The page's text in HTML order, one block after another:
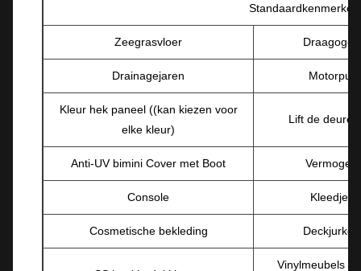
Standaardkenmerken
Zeegrasvloer Draagogen
Drainagejaren Motorput
Kleur hek paneel ((kan kiezen voor
elke kleur)
Lift de
Anti-UV bimini Cover met Boot Vermogen
Console Kleedjes
Cosmetische bekleding Deckjurken
Vinylmeubels